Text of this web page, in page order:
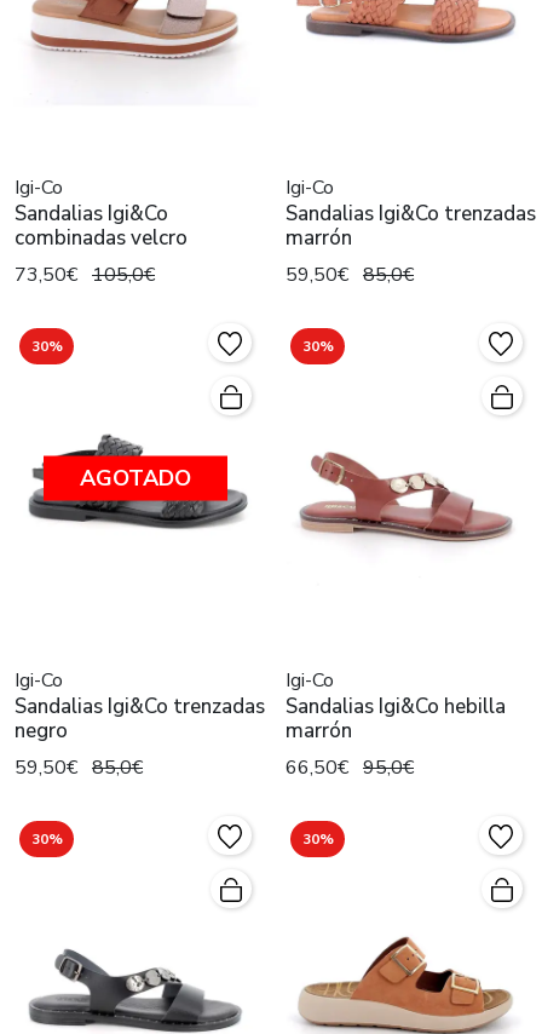
Igi-Co
Sandalias Igi&Co
combinadas velcro
73,50€ 105,0€
Igi-Co
Sandalias Igi&Co trenzadas
marrón
59,50€ 85,0€
30%
AGOTADO
Igi-Co
Sandalias Igi&Co trenzadas
negro
59,50€ 85,0€
30%
Igi-Co
Sandalias Igi&Co hebilla
marrón
66,50€ 95,0€
30% 30%